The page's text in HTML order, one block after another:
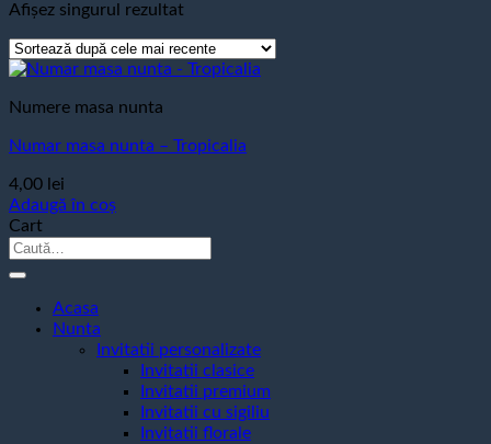
Afișez singurul rezultat
Numere masa nunta
Numar masa nunta – Tropicalia
4,00 lei
Adaugă în coș
Cart
Caută
Acasa
Nunta
Invitatii personalizate
Invitatii clasice
Invitatii premium
Invitatii cu sigiliu
Invitatii florale